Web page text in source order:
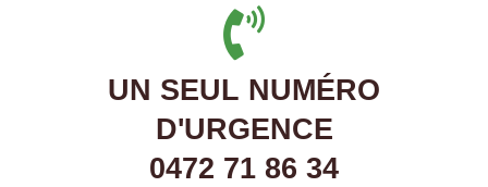
UN SEUL NUMÉRO
D'URGENCE
0472 71 86 34